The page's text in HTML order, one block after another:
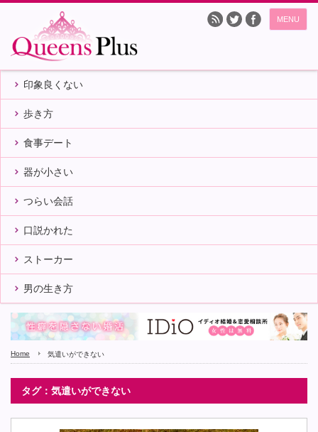
MENU
印象良くない
歩き方
食事デート
器が小さい
つらい会話
口説かれた
ストーカー
男の生き方
Home 気遣いができない
タグ：気遣いができない